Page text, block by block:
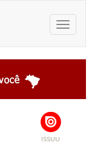
Toggle
ISSUU